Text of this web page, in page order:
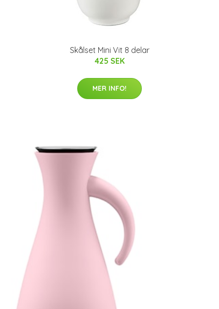
Skålset Mini Vit 8 delar
425 SEK
MER INFO!